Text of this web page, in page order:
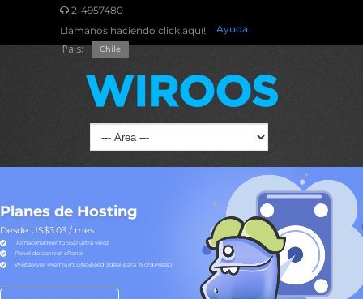
2-4957480
Llamanos haciendo click aquí!
Ayuda
País: Chile
Planes de Hosting
Desde US$3.03 / mes.
Almacenamiento SSD ultra veloz
Panel de control: cPanel
Webserver Premium: LiteSpeed (ideal para WordPress!)